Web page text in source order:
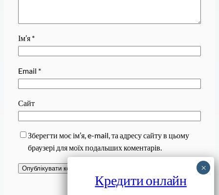
Ім’я *
Email *
Сайт
Зберегти моє ім’я, e-mail, та адресу сайту в цьому
браузері для моїх подальших коментарів.
Кредити онлайн